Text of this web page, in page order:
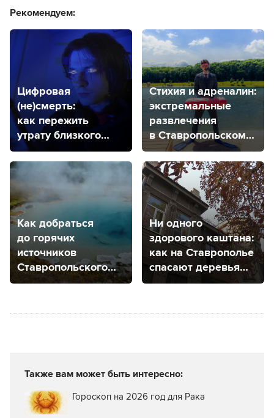
Рекомендуем:
Цифровая
(не)смерть:
как пережить
утрату близкого
человека
нестандартным
способом
Стихия и адреналин:
экстремальные
развлечения
в Ставропольском
крае
Как добраться
до горячих
источников
Ставропольского
края?
Ни одного
здорового каштана:
как на Ставрополье
спасают деревья
от минирующей
Также вам может быть интересно:
Гороскоп на 2026 год для Рака